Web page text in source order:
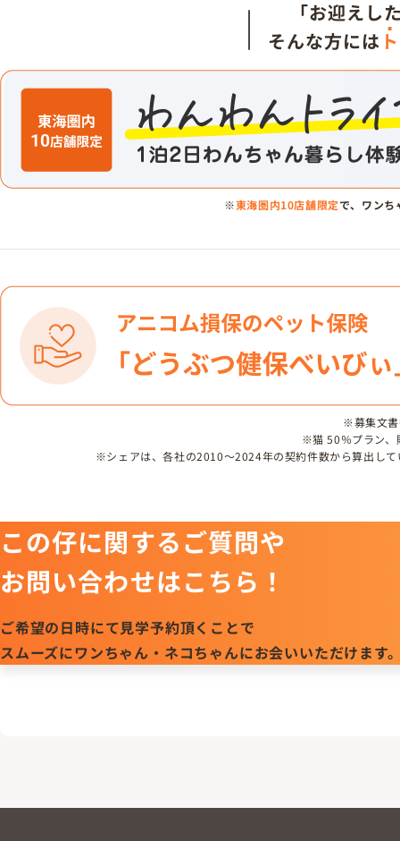
「お迎えし
そんな方には
※東海圏内10店舗限定で、ワンち
※募集文
※猫 50％プラン、
※シェアは、各社の2010～2024年の契約件数から算出し
この仔に関するご質問や
お問い合わせはこちら！
ご希望の日時にて見学予約頂くことで
スムーズにワンちゃん・ネコちゃんにお会いいただけます